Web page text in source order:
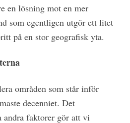
en lösning mot en mer
som egentligen utgör ett litet
på en stor geografisk yta.
områden som står inför
decenniet. Det
andra faktorer gör att vi